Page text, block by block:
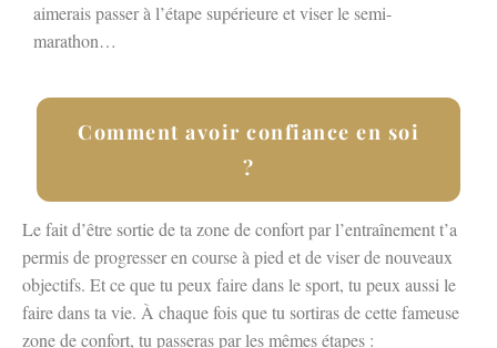
aimerais passer à l’étape supérieure et viser le semi-
marathon…
Comment avoir confiance en soi
?
Le fait d’être sortie de ta zone de confort par l’entraînement t’a
permis de progresser en course à pied et de viser de nouveaux
objectifs. Et ce que tu peux faire dans le sport, tu peux aussi le
faire dans ta vie. À chaque fois que tu sortiras de cette fameuse
zone de confort, tu passeras par les mêmes étapes :